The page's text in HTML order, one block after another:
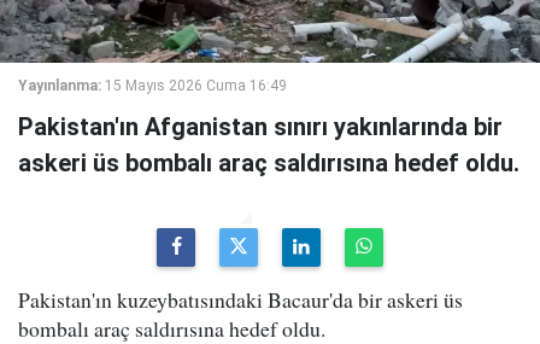
Yayınlanma: 15 Mayıs 2026 Cuma 16:49
Pakistan'ın Afganistan sınırı yakınlarında bir
askeri üs bombalı araç saldırısına hedef oldu.
Pakistan'ın kuzeybatısındaki Bacaur'da bir askeri üs
bombalı araç saldırısına hedef oldu.